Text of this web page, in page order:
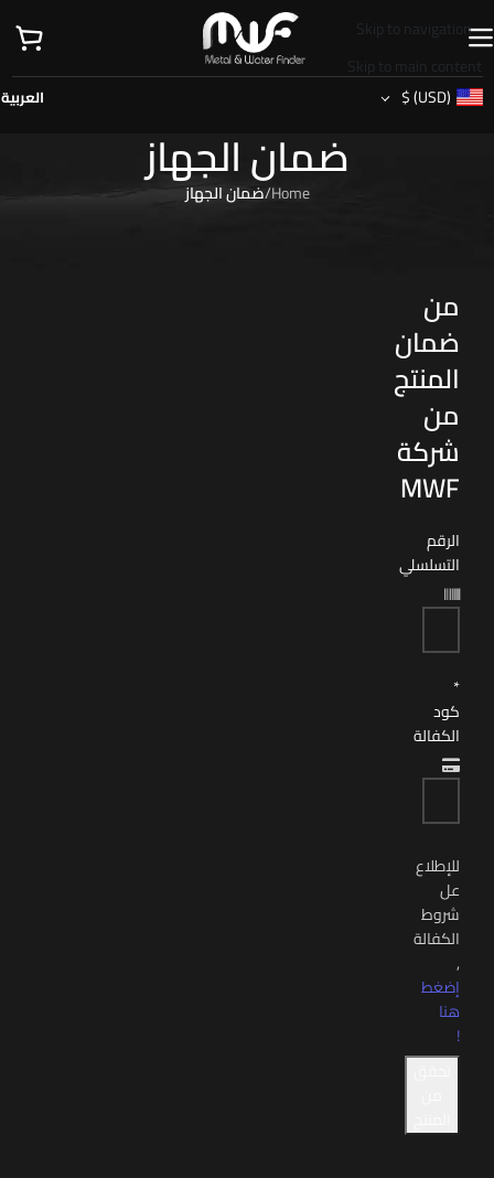
Skip to navigation
Skip to main content
(USD)
$ العربية
ضمان الجهاز
Home
/ضمان الجهاز
من
ضمان
المنتج
من
شركة
MWF
الرقم
التسلسلي
*
كود
الكفالة
للإطلاع
عل
شروط
الكفالة
,
إضغط
هنا
!